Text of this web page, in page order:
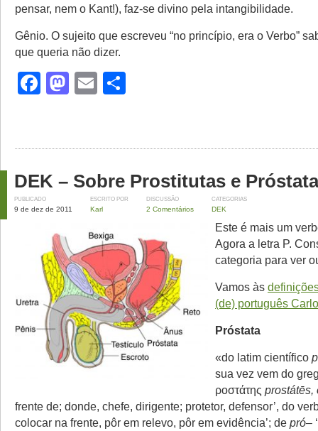
pensar, nem o Kant!), faz-se divino pela intangibilidade.
Gênio. O sujeito que escreveu “no princípio, era o Verbo”
que queria não dizer.
Facebook
Mastodon
Email
DEK – Sobre Prostitutas e
PUBLICADO
9 de dez de 2011
ESCRITO POR
Karl
DISCUSSÃO
2 Comentários
CATEGORIAS
DEK
Este é mais um
Agora a letra P.
categoria para ver
Vamos às
(de) português
Próstata
«do latim científico
sua vez vem do
ροστάτης prostátēs,
frente de; donde, chefe, dirigente; protetor, defensor’, do
colocar na frente, pôr em relevo, pôr em evidência’; de pró–